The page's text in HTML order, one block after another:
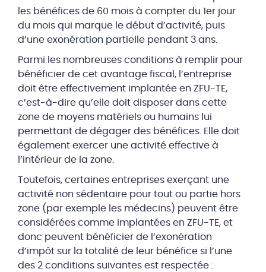
les bénéfices de 60 mois à compter du 1er jour
du mois qui marque le début d’activité, puis
d’une exonération partielle pendant 3 ans.
Parmi les nombreuses conditions à remplir pour
bénéficier de cet avantage fiscal, l’entreprise
doit être effectivement implantée en ZFU-TE,
c’est-à-dire qu’elle doit disposer dans cette
zone de moyens matériels ou humains lui
permettant de dégager des bénéfices. Elle doit
également exercer une activité effective à
l’intérieur de la zone.
Toutefois, certaines entreprises exerçant une
activité non sédentaire pour tout ou partie hors
zone (par exemple les médecins) peuvent être
considérées comme implantées en ZFU-TE, et
donc peuvent bénéficier de l’exonération
d’impôt sur la totalité de leur bénéfice si l’une
des 2 conditions suivantes est respectée :